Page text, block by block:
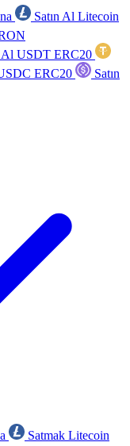
Satın Al Litecoin
Al USDT ERC20
ERC20
Satın
Satmak Litecoin